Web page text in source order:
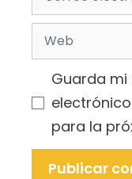
electrónico
Web
Guarda
para la